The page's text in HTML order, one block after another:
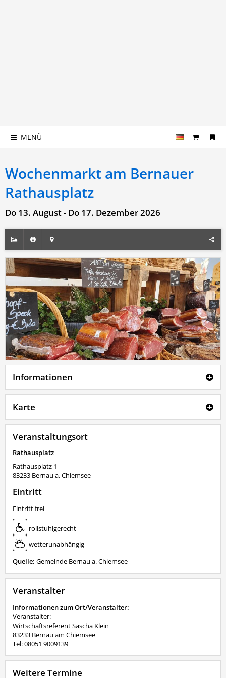
MENÜ
Wochenmarkt am Bernauer
Rathausplatz
Do 13. August - Do 17. Dezember 2026
Informationen
Karte
Veranstaltungsort
Rathausplatz
Rathausplatz 1
83233 Bernau a. Chiemsee
Eintritt
Eintritt frei
rollstuhlgerecht
wetterunabhängig
Quelle: Gemeinde Bernau a. Chiemsee
Veranstalter
Informationen zum Ort/Veranstalter:
Veranstalter:
Wirtschaftsreferent Sascha Klein
83233 Bernau am Chiemsee
Tel: 08051 9009139
Weitere Termine